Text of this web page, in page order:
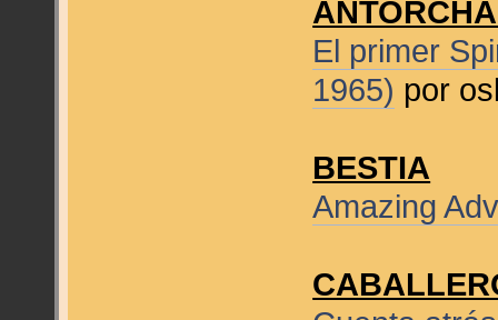
El primer
1965) por
BESTIA
Amazing